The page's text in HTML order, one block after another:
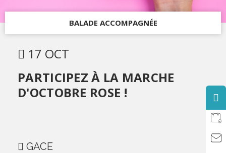
BALADE ACCOMPAGNÉE
17 OCT
PARTICIPEZ À LA MARCHE
D'OCTOBRE ROSE !
GACE